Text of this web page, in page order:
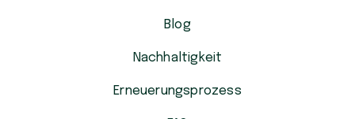
Blog
Nachhaltigkeit
Erneuerungsprozess